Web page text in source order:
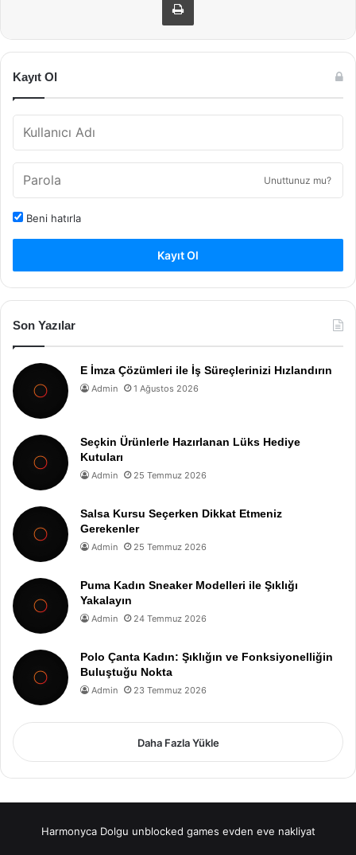
Kayıt Ol
Unuttunuz mu?
Beni hatırla
Kayıt Ol
Son Yazılar
E İmza Çözümleri ile İş Süreçlerinizi Hızlandırın
Admin 1 Ağustos 2026
Seçkin Ürünlerle Hazırlanan Lüks Hediye
Kutuları
Admin 25 Temmuz 2026
Salsa Kursu Seçerken Dikkat Etmeniz
Gerekenler
Admin 25 Temmuz 2026
Puma Kadın Sneaker Modelleri ile Şıklığı
Yakalayın
Admin 24 Temmuz 2026
Polo Çanta Kadın: Şıklığın ve Fonksiyonelliğin
Buluştuğu Nokta
Admin 23 Temmuz 2026
Daha Fazla Yükle
Harmonyca Dolgu unblocked games evden eve nakliyat